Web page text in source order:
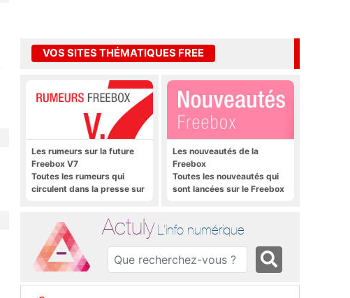
VOS SITES THÉMATIQUES FREE
Les rumeurs sur la future
Freebox V7
Toutes les rumeurs qui
circulent dans la presse sur
Les nouveautés de la
Freebox
Toutes les nouveautés qui
sont lancées sur le Freebox
Actuly L'info numérique